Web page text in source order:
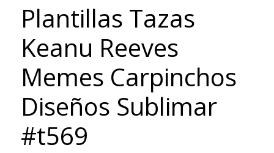
Plantillas Tazas
Keanu Reeves
Memes Carpinchos
Diseños Sublimar
#t569